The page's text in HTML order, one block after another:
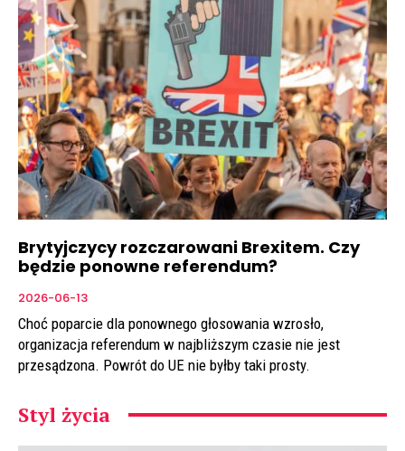
Brytyjczycy rozczarowani Brexitem. Czy
będzie ponowne referendum?
2026-06-13
Choć poparcie dla ponownego głosowania wzrosło,
organizacja referendum w najbliższym czasie nie jest
przesądzona. Powrót do UE nie byłby taki prosty.
Styl życia